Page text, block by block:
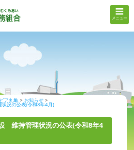
メニュー
ア丸亀 お知らせ
況の公表(令和8年4月)
維持管理状況の公表(令和8年4